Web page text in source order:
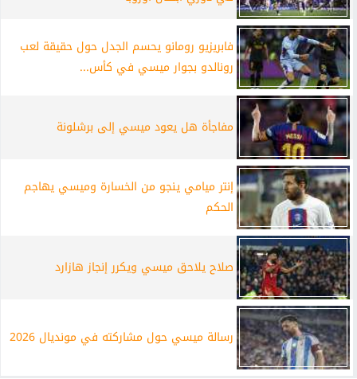
فابريزيو رومانو يحسم الجدل حول حقيقة لعب
رونالدو بجوار ميسي في كأس...
مفاجأة هل يعود ميسي إلى برشلونة
إنتر ميامي ينجو من الخسارة وميسي يهاجم
الحكم
صلاح يلاحق ميسي ويكرر إنجاز هازارد
رسالة ميسي حول مشاركته في مونديال 2026